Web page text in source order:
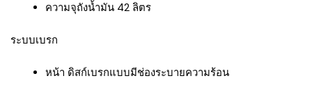
ความจุถังน้ำมัน 42 ลิตร
ระบบเบรก
หน้า ดิสก์เบรกแบบมีช่องระบายความร้อน